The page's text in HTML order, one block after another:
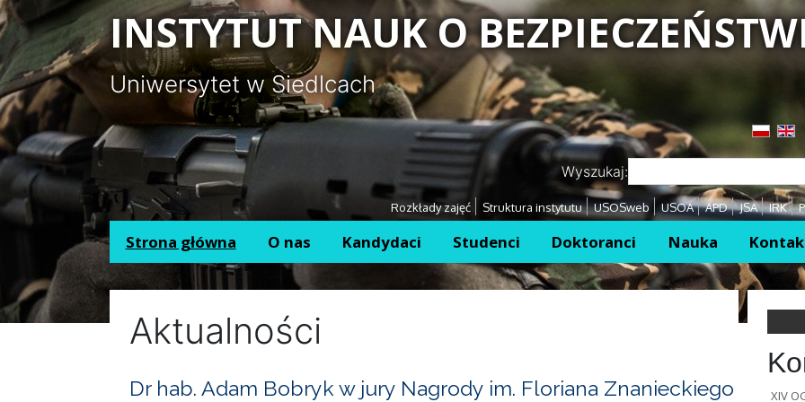
Panel zarządzania plikami cookies
INSTYTUT NAUK O
Uniwersytet w Siedlcach
Przejdź
Przejdź
Wyszukaj:
Rozkłady zajęć Struktura instytutu USOSweb USOA APD JSA IRK
Strona główna O nas Kandydaci Studenci Doktoranci Nauka
Aktualności
Dr hab. Adam Bobryk w jury Nagrody im. Floriana Znanieckiego XIV